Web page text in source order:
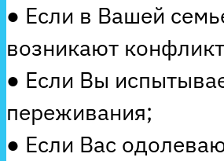
● Если в Вашей
возникают
● Если Вы
переживания;
● Если Вас